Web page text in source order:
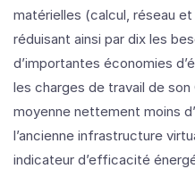
matérielles (calcul, réseau
réduisant ainsi par dix les
d’importantes économies
les charges de travail de
moyenne nettement moins
l’ancienne infrastructure
indicateur d’efficacité